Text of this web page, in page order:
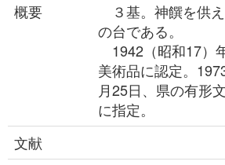
概要
３基。神饌を供
の台である。
1942（昭和17）
美術品に認定。
月25日、県の有形
に指定。
文献